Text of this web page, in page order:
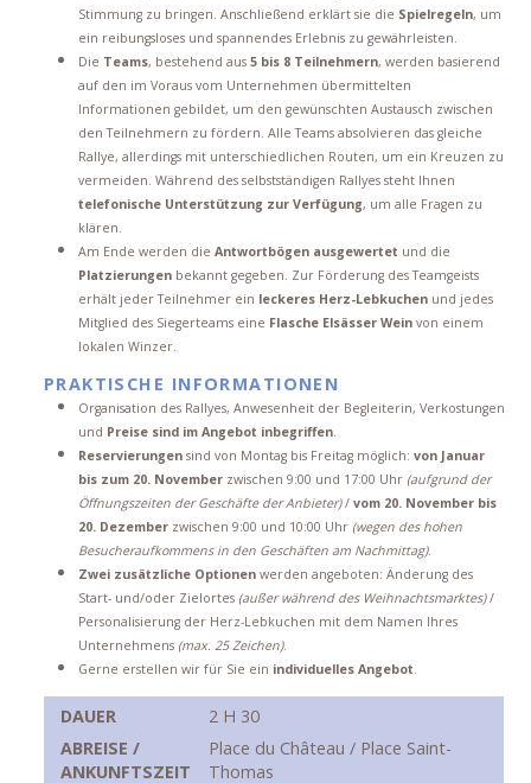
Stimmung zu bringen. Anschließend erklärt sie die Spielregeln, um
ein reibungsloses und spannendes Erlebnis zu gewährleisten.
Die Teams, bestehend aus 5 bis 8 Teilnehmern, werden basierend
auf den im Voraus vom Unternehmen übermittelten
Informationen gebildet, um den gewünschten Austausch zwischen
den Teilnehmern zu fördern. Alle Teams absolvieren das gleiche
Rallye, allerdings mit unterschiedlichen Routen, um ein Kreuzen zu
vermeiden. Während des selbstständigen Rallyes steht Ihnen
telefonische Unterstützung zur Verfügung, um alle Fragen zu
klären.
Am Ende werden die Antwortbögen ausgewertet und die
Platzierungenbekannt gegeben. Zur Förderung des Teamgeists
erhält jeder Teilnehmer ein leckeres Herz-Lebkuchenund jedes
Mitglied des Siegerteams eine Flasche Elsässer Weinvon einem
lokalen Winzer.
PRAKTISCHE INFORMATIONEN
Organisation des Rallyes, Anwesenheit der Begleiterin, Verkostungen
und Preise sind im Angebot inbegriffen.
Reservierungensind von Montag bis Freitag möglich: von Januar
bis zum 20. Novemberzwischen 9:00 und 17:00 Uhr (aufgrund der
Öffnungszeiten der Geschäfte der Anbieter)/ vom 20. November bis
20. Dezemberzwischen 9:00 und 10:00 Uhr (wegen des hohen
Besucheraufkommens in den Geschäften am Nachmittag).
Zwei zusätzliche Optionenwerden angeboten: Änderung des
Start- und/oder Zielortes(außer während des Weihnachtsmarktes)/
Personalisierung der Herz-Lebkuchen mit dem Namen Ihres
Unternehmens (max. 25 Zeichen).
Gerne erstellen wir für Sie ein individuelles Angebot.
DAUER
2 H 30
ABREISE /
ANKUNFTSZEIT
Place du Château / Place Saint-
Thomas